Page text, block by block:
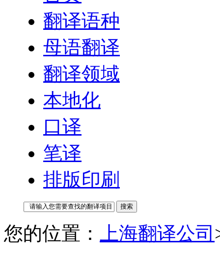
翻译语种
母语翻译
翻译领域
本地化
口译
笔译
排版印刷
您的位置： 上海翻译公司